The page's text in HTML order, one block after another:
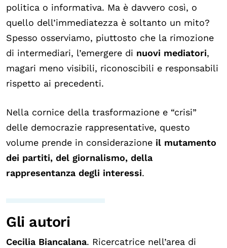
politica o informativa. Ma è davvero così, o
quello dell’immediatezza è soltanto un mito?
Spesso osserviamo, piuttosto che la rimozione
di intermediari, l’emergere di nuovi mediatori,
magari meno visibili, riconoscibili e responsabili
rispetto ai precedenti.
Nella cornice della trasformazione e “crisi”
delle democrazie rappresentative, questo
volume prende in considerazione il mutamento
dei partiti, del giornalismo, della
rappresentanza degli interessi.
Gli autori
Cecilia Biancalana. Ricercatrice nell’area di